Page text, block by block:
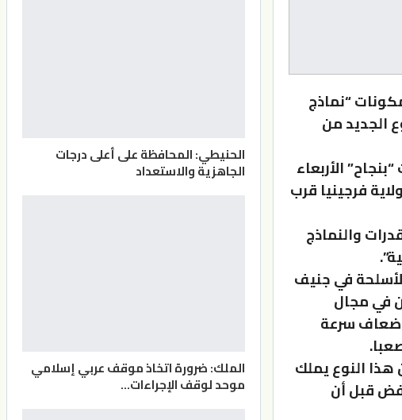
“نماذج
الجديد من
الأربعاء
فرجينيا قرب
والنماذج
في جنيف
في مجال
بسرعة 5 ماخ (خمسة أضعاف سرعة
النوع يملك
قبل أن
الحنيطي: المحافظة على أعلى درجات
الجاهزية والاستعداد
الملك: ضرورة اتخاذ موقف عربي إسلامي
موحد لوقف الإجراءات…